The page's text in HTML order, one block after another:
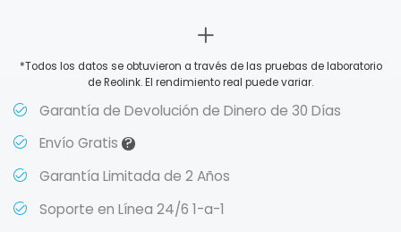
*Todos los datos se obtuvieron a través de las pruebas de laboratorio
de Reolink. El rendimiento real puede variar.
Garantía de Devolución de Dinero de 30 Días
Envío Gratis ?
Garantía Limitada de 2 Años
Soporte en Línea 24/6 1-a-1